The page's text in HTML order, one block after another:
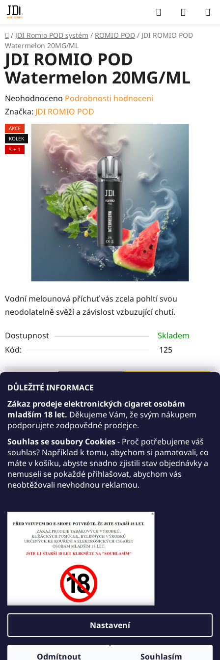
DŮLEŽITÉ INFORMACE
Zákaz prodeje elektronických cigaret osobám
mladším 18 let. Děkujeme Vám, že svým nákupem
podporujete zodpovědné prodejce.
Souhlas se soubory Cookies- Proč potřebujeme váš
souhlas? Například k tomu, abychom si pamatovali, co
máte v košíku, abyste snadno zjistili stav objednávky a
nemuseli se pokaždé přihlašovat, abychom vás
neobtěžovali nevhodnou reklamou.
Nastavení
Odmítnout Souhlasím
Přejít
na
obsah
Hledat
KOŠÍK
Domů
/ JDI Romio POD systém / ROMIO POD / JDI ROMIO POD
Watermelon 20MG/ML
Vodní melounová příchuť vás zcela pohltí svou
neodolatelně svěží a závislost vzbuzující chutí.
Dostupnost
Skladem
Kód:
125
119 Kč
Měrná cena:
Akce 5+1 zdarma
AKCE 5+1: Kupte 5 libovolných Romio Podů,
přidejte do košíku Romio Starter Kit a získáte jej
zdarma.
Akce plati Do 30. září 2026
JDI ROMIO POD
Watermelon 20MG/ML
Průměrné
hodnocení
produktu
je
0,0
hvězdiček.
Neohodnoceno Podrobnosti hodnocení
Značka: JDI ROMIO POD
AKCE
KOLEK
5 + 1
Popis
Hodnocení
Vytvořil Shoptet